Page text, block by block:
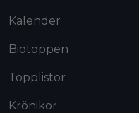
Kalender
Biotoppen
Topplistor
Krönikor